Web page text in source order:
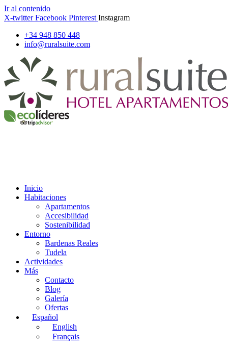
Ir al contenido
X-twitter Facebook Pinterest Instagram
+34 948 850 448
info@ruralsuite.com
Inicio
Habitaciones
Apartamentos
Accesibilidad
Sostenibilidad
Entorno
Bardenas Reales
Tudela
Actividades
Más
Contacto
Blog
Galería
Ofertas
Español
English
Français